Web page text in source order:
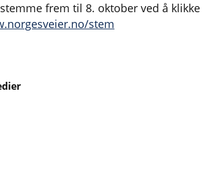
frem til 8. oktober ved å klikke
stem